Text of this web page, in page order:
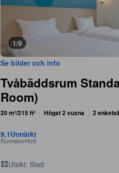
1/9
Se bilder och info
Tvåbäddsrum
Room)
20 m²/215 ft² Högst 2 vuxna 2
9,1Utmärkt
Rumskomfort
Utsikt: Stad